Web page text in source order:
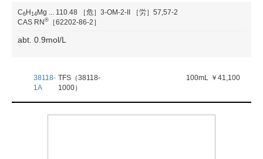
C6H 1 4Mg 110.48 ［危］3-OM-2-II
［労］57,57-2
CAS RN® ［62202-86-2］
abt. 0.9mol/L
38118-
1A
TFS（38118-
1000）
100mL ￥41,100